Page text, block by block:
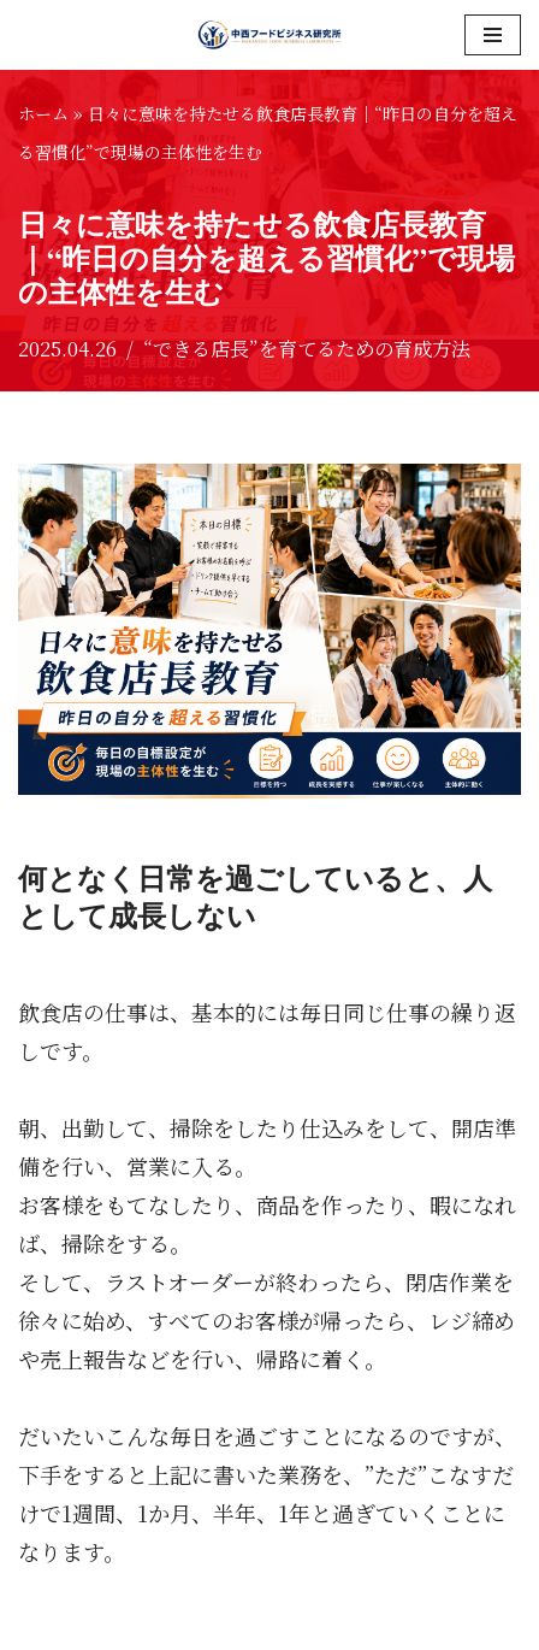
コ
ン
テ
ツ
へ
ス
キ
ッ
ホーム »日々に意味を持たせる飲食店長教育｜“昨日の自分を超え
る習慣化”で現場の主体性を生む
日々に意味を持たせる飲食店長教育
｜“昨日の自分を超える習慣化”で現場
の主体性を生む
2025.04.26 “できる店長”を育てるための育成方法
何となく日常を過ごしていると、人
として成長しない
飲食店の仕事は、基本的には毎日同じ仕事の繰り返
しです。
朝、出勤して、掃除をしたり仕込みをして、開店準
備を行い、営業に入る。
お客様をもてなしたり、商品を作ったり、暇になれ
ば、掃除をする。
そして、ラストオーダーが終わったら、閉店作業を
徐々に始め、すべてのお客様が帰ったら、レジ締め
や売上報告などを行い、帰路に着く。
だいたいこんな毎日を過ごすことになるのですが、
下手をすると上記に書いた業務を、”ただ”こなすだ
けで1週間、1か月、半年、1年と過ぎていくことに
なります。